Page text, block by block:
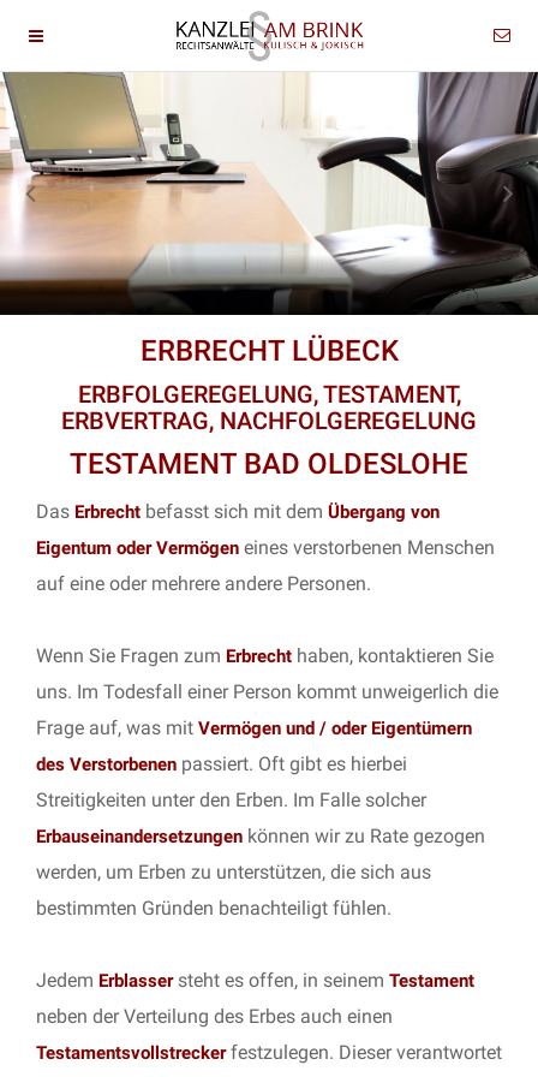
ERBRECHT LÜBECK
ERBFOLGEREGELUNG, TESTAMENT,
ERBVERTRAG, NACHFOLGEREGELUNG
TESTAMENT BAD OLDESLOHE
Das Erbrecht befasst sich mit dem Übergang von
Eigentum oder Vermögen eines verstorbenen Menschen
auf eine oder mehrere andere Personen.
Wenn Sie Fragen zum Erbrecht haben, kontaktieren Sie
uns. Im Todesfall einer Person kommt unweigerlich die
Frage auf, was mit Vermögen und / oder Eigentümern
des Verstorbenen passiert. Oft gibt es hierbei
Streitigkeiten unter den Erben. Im Falle solcher
Erbauseinandersetzungen können wir zu Rate gezogen
werden, um Erben zu unterstützen, die sich aus
bestimmten Gründen benachteiligt fühlen.
Jedem Erblassersteht es offen, in seinem Testament
neben der Verteilung des Erbes auch einen
Testamentsvollstreckerfestzulegen. Dieser verantwortet